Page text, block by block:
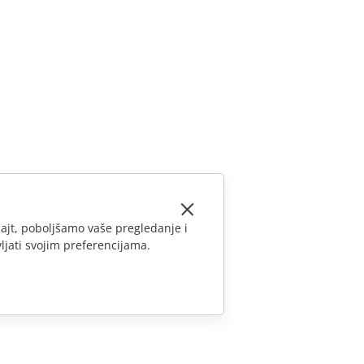
poboljšamo vaše pregledanje i
svojim preferencijama.